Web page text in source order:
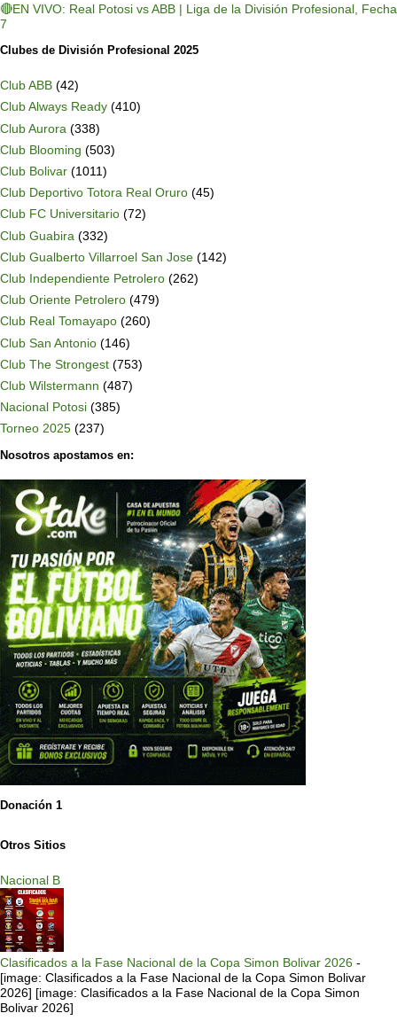
🔴EN VIVO: Real Potosi vs ABB | Liga de la División Profesional, Fecha
7
Clubes de División Profesional 2025
Club ABB (42)
Club Always Ready (410)
Club Aurora (338)
Club Blooming (503)
Club Bolivar (1011)
Club Deportivo Totora Real Oruro (45)
Club FC Universitario (72)
Club Guabira (332)
Club Gualberto Villarroel San Jose (142)
Club Independiente Petrolero (262)
Club Oriente Petrolero (479)
Club Real Tomayapo (260)
Club San Antonio (146)
Club The Strongest (753)
Club Wilstermann (487)
Nacional Potosi (385)
Torneo 2025 (237)
Nosotros apostamos en:
Donación 1
Otros Sitios
Nacional B
Clasificados a la Fase Nacional de la Copa Simon Bolivar 2026 -
[image: Clasificados a la Fase Nacional de la Copa Simon Bolivar
2026] [image: Clasificados a la Fase Nacional de la Copa Simon
Bolivar 2026]